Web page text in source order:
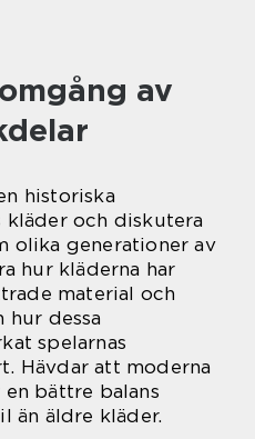
av
historiska
kläder och diskutera
olika generationer av
hur kläderna har
material och
dessa
spelarnas
Hävdar att moderna
bättre balans
än äldre kläder.